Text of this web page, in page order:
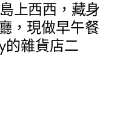
上西西，藏身
，現做早午餐
的雜貨店二